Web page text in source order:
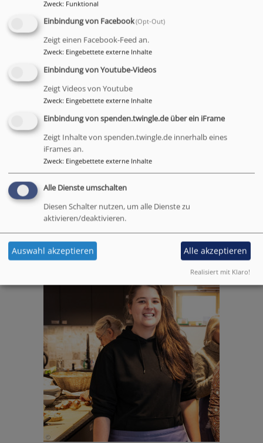
Zweck: Funktional
Einbindung von Facebook(Opt-Out)
Zeigt einen Facebook-Feed an.
Zweck: Eingebettete externe Inhalte
Einbindung von Youtube-Videos
Zeigt Videos von Youtube
Zweck: Eingebettete externe Inhalte
Einbindung von spenden.twingle.de über ein iFrame
Zeigt Inhalte von spenden.twingle.de innerhalb eines
iFrames an.
Zweck: Eingebettete externe Inhalte
Alle Dienste umschalten
Diesen Schalter nutzen, um alle Dienste zu
aktivieren/deaktivieren.
Auswahl akzeptieren Alle akzeptieren
Realisiert mit Klaro!